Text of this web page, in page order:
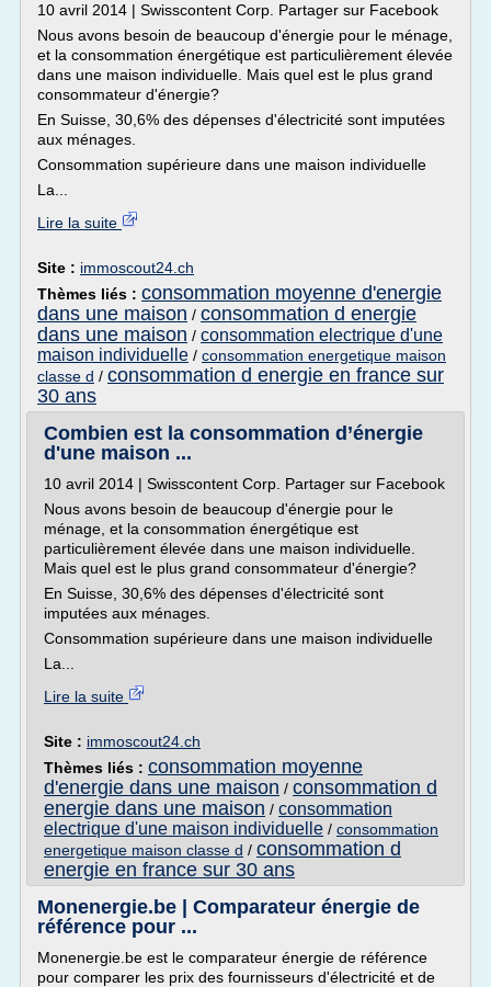
10 avril 2014 | Swisscontent Corp. Partager sur Facebook
Nous avons besoin de beaucoup d'énergie pour le ménage,
et la consommation énergétique est particulièrement élevée
dans une maison individuelle. Mais quel est le plus grand
consommateur d'énergie?
En Suisse, 30,6% des dépenses d'électricité sont imputées
aux ménages.
Consommation supérieure dans une maison individuelle
La...
Lire la suite
Site : immoscout24.ch
Thèmes liés : consommation moyenne d'energie
dans une maison / consommation d energie
dans une maison / consommation electrique d'une
maison individuelle / consommation energetique maison
classe d / consommation d energie en france sur
30 ans
Combien est la consommation d’énergie
d'une maison ...
10 avril 2014 | Swisscontent Corp. Partager sur Facebook
Nous avons besoin de beaucoup d'énergie pour le
ménage, et la consommation énergétique est
particulièrement élevée dans une maison individuelle.
Mais quel est le plus grand consommateur d'énergie?
En Suisse, 30,6% des dépenses d'électricité sont
imputées aux ménages.
Consommation supérieure dans une maison individuelle
La...
Lire la suite
Site : immoscout24.ch
Thèmes liés : consommation moyenne
d'energie dans une maison / consommation d
energie dans une maison / consommation
electrique d'une maison individuelle / consommation
energetique maison classe d / consommation d
energie en france sur 30 ans
Monenergie.be | Comparateur énergie de
référence pour ...
Monenergie.be est le comparateur énergie de référence
pour comparer les prix des fournisseurs d'électricité et de